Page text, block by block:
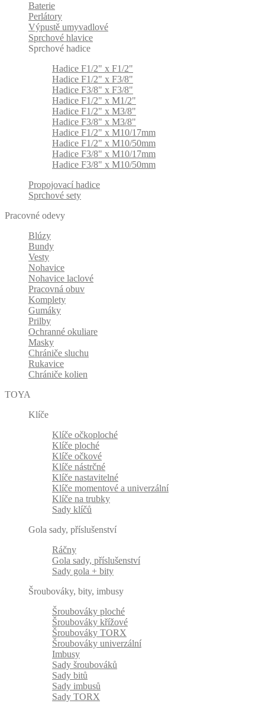
Baterie
Perlátory
Výpustě umyvadlové
Sprchové hlavice
Sprchové hadice
Hadice F1/2" x F1/2"
Hadice F1/2" x F3/8"
Hadice F3/8" x F3/8"
Hadice F1/2" x M1/2"
Hadice F1/2" x M3/8"
Hadice F3/8" x M3/8"
Hadice F1/2" x M10/17mm
Hadice F1/2" x M10/50mm
Hadice F3/8" x M10/17mm
Hadice F3/8" x M10/50mm
Propojovací hadice
Sprchové sety
Pracovné odevy
Blúzy
Bundy
Vesty
Nohavice
Nohavice laclové
Pracovná obuv
Komplety
Gumáky
Prilby
Ochranné okuliare
Masky
Chrániče sluchu
Rukavice
Chrániče kolien
TOYA
Klíče
Klíče očkoploché
Klíče ploché
Klíče očkové
Klíče nástrčné
Klíče nastavitelné
Klíče momentové a univerzální
Klíče na trubky
Sady klíčů
Gola sady, příslušenství
Ráčny
Gola sady, příslušenství
Sady gola + bity
Šroubováky, bity, imbusy
Šroubováky ploché
Šroubováky křížové
Šroubováky TORX
Šroubováky univerzální
Imbusy
Sady šroubováků
Sady bitů
Sady imbusů
Sady TORX